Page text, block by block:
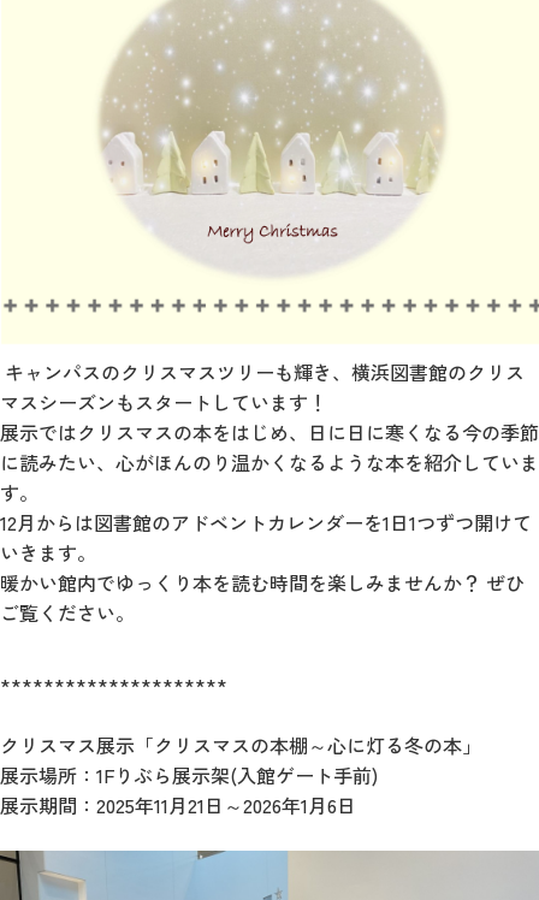
キャンパスのクリスマスツリーも輝き、横浜図書館のクリス
マスシーズンもスタートしています！
展示ではクリスマスの本をはじめ、日に日に寒くなる今の季節
に読みたい、心がほんのり温かくなるような本を紹介していま
す。
12月からは図書館のアドベントカレンダーを1日1つずつ開けて
いきます。
暖かい館内でゆっくり本を読む時間を楽しみませんか？ ぜひ
ご覧ください。
*********************
クリスマス展示「クリスマスの本棚～心に灯る冬の本」
展示場所：1Fりぶら展示架(入館ゲート手前)
展示期間：2025年11月21日～2026年1月6日